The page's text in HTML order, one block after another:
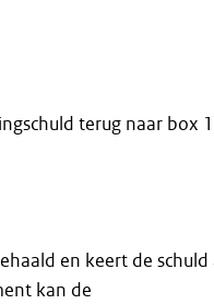
terug naar box 1
en keert de schuld
kan de